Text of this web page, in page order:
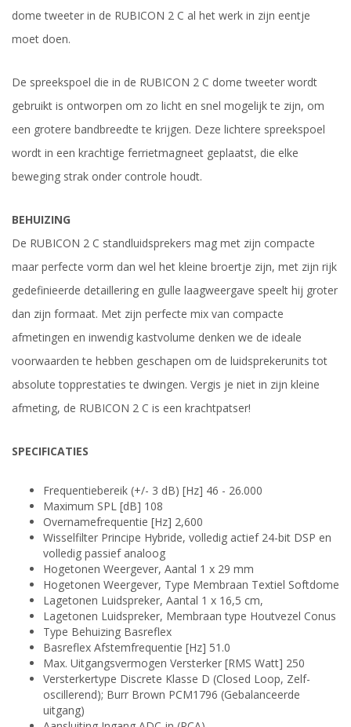
dome tweeter in de RUBICON 2 C al het werk in zijn eentje
moet doen.
De spreekspoel die in de RUBICON 2 C dome tweeter wordt
gebruikt is ontworpen om zo licht en snel mogelijk te zijn, om
een grotere bandbreedte te krijgen. Deze lichtere spreekspoel
wordt in een krachtige ferrietmagneet geplaatst, die elke
beweging strak onder controle houdt.
BEHUIZING
De RUBICON 2 C standluidsprekers mag met zijn compacte
maar perfecte vorm dan wel het kleine broertje zijn, met zijn rijk
gedefinieerde detaillering en gulle laagweergave speelt hij groter
dan zijn formaat. Met zijn perfecte mix van compacte
afmetingen en inwendig kastvolume denken we de ideale
voorwaarden te hebben geschapen om de luidsprekerunits tot
absolute topprestaties te dwingen. Vergis je niet in zijn kleine
afmeting, de RUBICON 2 C is een krachtpatser!
SPECIFICATIES
Frequentiebereik (+/- 3 dB) [Hz] 46 - 26.000
Maximum SPL [dB] 108
Overnamefrequentie [Hz] 2,600
Wisselfilter Principe Hybride, volledig actief 24-bit DSP en
volledig passief analoog
Hogetonen Weergever, Aantal 1 x 29 mm
Hogetonen Weergever, Type Membraan Textiel Softdome
Lagetonen Luidspreker, Aantal 1 x 16,5 cm,
Lagetonen Luidspreker, Membraan type Houtvezel Conus
Type Behuizing Basreflex
Basreflex Afstemfrequentie [Hz] 51.0
Max. Uitgangsvermogen Versterker [RMS Watt] 250
Versterkertype Discrete Klasse D (Closed Loop, Zelf-
oscillerend); Burr Brown PCM1796 (Gebalanceerde
uitgang)